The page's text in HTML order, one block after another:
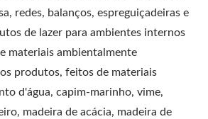
redes, balanços, espreguiçadeiras e
de lazer para ambientes internos
materiais ambientalmente
produtos, feitos de materiais
d'água, capim-marinho, vime,
madeira de acácia, madeira de